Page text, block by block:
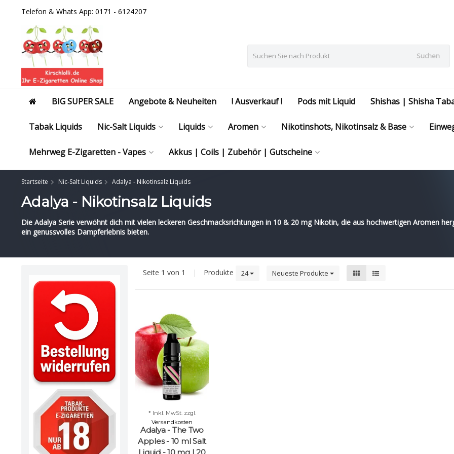
Telefon & Whats App: 0171 - 6124207
Suchen
BIG SUPER SALE Angebote & Neuheiten ! Ausverkauf ! Pods mit Liquid Shishas | Shisha
Tabak Liquids Nic-Salt Liquids Liquids Aromen Nikotinshots, Nikotinsalz & Base
Mehrweg E-Zigaretten - Vapes Akkus | Coils | Zubehör | Gutscheine
Startseite Nic-Salt Liquids Adalya - Nikotinsalz Liquids
Adalya - Nikotinsalz Liquids
Die Adalya Serie verwöhnt dich mit vielen leckeren Geschmacksrichtungen in 10 & 20 mg Nikotin, die aus hochwertigen Aromen
ein genussvolles Dampferlebnis bieten.
Seite 1 von 1 | Produkte 24 Neueste Produkte
Adalya - The Two
Apples - 10 ml Salt
* Inkl. MwSt. zzgl.
Versandkosten